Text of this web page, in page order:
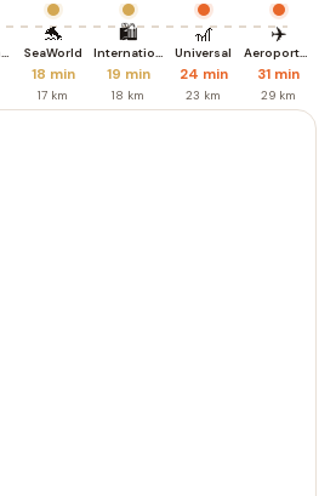
Magic Kingdom
🐬
SeaWorld
18 min
17 km
🛍️
International Dr.
19 min
18 km
🎢
Universal
24 min
23 km
✈️
Aeroporto MCO
31 min
29 km